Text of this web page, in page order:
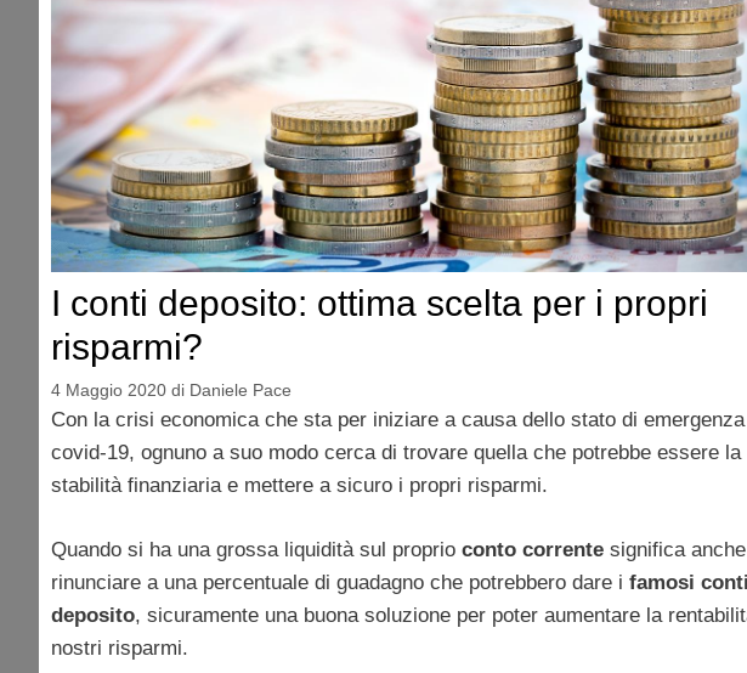
I conti deposito: ottima scelta per i propri
risparmi?
4 Maggio 2020 di Daniele Pace
Con la crisi economica che sta per iniziare a causa dello stato di
covid-19, ognuno a suo modo cerca di trovare quella che potrebbe essere la
stabilità finanziaria e mettere a sicuro i propri risparmi.
Quando si ha una grossa liquidità sul proprio conto corrente significa anche
rinunciare a una percentuale di guadagno che potrebbero dare i famosi conti
deposito, sicuramente una buona soluzione per poter aumentare la
nostri risparmi.